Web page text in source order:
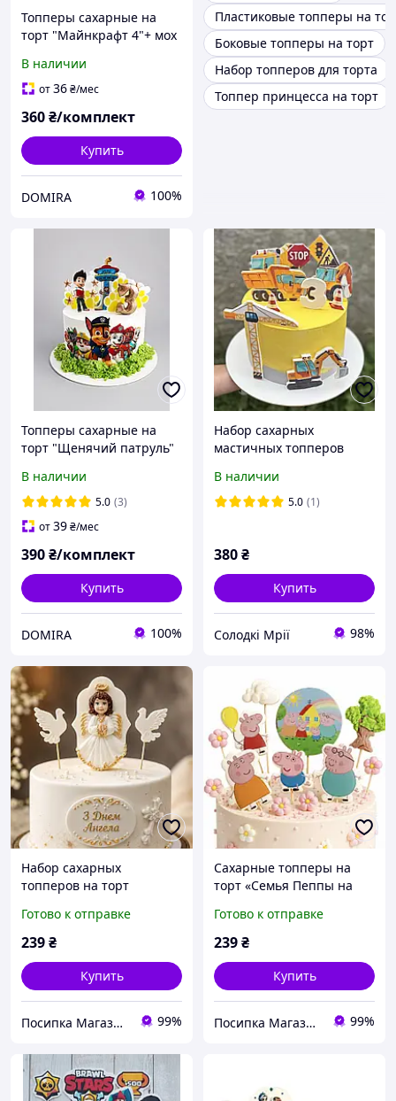
Топперы сахарные на
торт "Майнкрафт 4"+ мох
В наличии
от36₴/мес
360₴/комплект
Купить
DOMIRA 100%
Пластиковые топперы на
Боковые топперы на торт
Набор топперов для торта
Топпер принцесса на торт
Топперы сахарные на
торт "Щенячий патруль"
В наличии
5.0 (3)
от39₴/мес
390₴/комплект
Купить
DOMIRA 100%
Набор сахарных
мастичных топперов
Спецтехника
строительная техника
В наличии
5.0 (1)
380₴
Купить
Солодкі Мрії 98%
Набор сахарных
топперов на торт
Готово к отправке
239₴
Купить
Посипка Магазин декору тортиків 99%
Сахарные топперы на
торт «Семья Пеппы на
Готово к отправке
239₴
Купить
Посипка Магазин декору тортиків 99%